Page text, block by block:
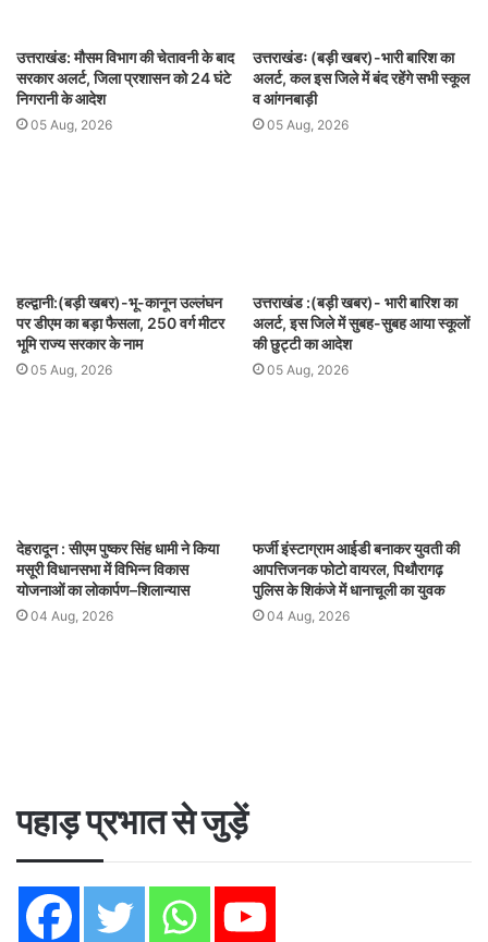
उत्तराखंड: मौसम विभाग की चेतावनी के बाद
सरकार अलर्ट, जिला प्रशासन को 24 घंटे
निगरानी के आदेश
05 Aug, 2026
उत्तराखंडः (बड़ी खबर)-भारी बारिश का
अलर्ट, कल इस जिले में बंद रहेंगे सभी स्कूल
व आंगनबाड़ी
05 Aug, 2026
हल्द्वानी:(बड़ी खबर)-भू-कानून उल्लंघन
पर डीएम का बड़ा फैसला, 250 वर्ग मीटर
भूमि राज्य सरकार के नाम
05 Aug, 2026
उत्तराखंड :(बड़ी खबर)- भारी बारिश का
अलर्ट, इस जिले में सुबह-सुबह आया स्कूलों
की छुट्टी का आदेश
05 Aug, 2026
देहरादून : सीएम पुष्कर सिंह धामी ने किया
मसूरी विधानसभा में विभिन्न विकास
योजनाओं का लोकार्पण–शिलान्यास
04 Aug, 2026
फर्जी इंस्टाग्राम आईडी बनाकर युवती की
आपत्तिजनक फोटो वायरल, पिथौरागढ़
पुलिस के शिकंजे में धानाचूली का युवक
04 Aug, 2026
पहाड़ प्रभात से जुड़ें